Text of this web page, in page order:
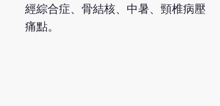
經綜合症、骨結核、中暑、頸椎病壓
痛點。